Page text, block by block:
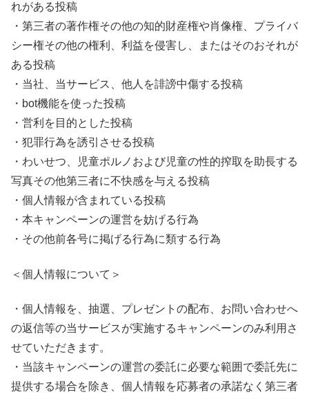
れがある投稿
・第三者の著作権その他の知的財産権や肖像権、プライバ
シー権その他の権利、利益を侵害し、またはそのおそれが
ある投稿
・当社、当サービス、他人を誹謗中傷する投稿
・bot機能を使った投稿
・営利を目的とした投稿
・犯罪行為を誘引させる投稿
・わいせつ、児童ポルノおよび児童の性的搾取を助長する
写真その他第三者に不快感を与える投稿
・個人情報が含まれている投稿
・本キャンペーンの運営を妨げる行為
・その他前各号に掲げる行為に類する行為
＜個人情報について＞
・個人情報を、抽選、プレゼントの配布、お問い合わせへ
の返信等の当サービスが実施するキャンペーンのみ利用さ
せていただきます。
・当該キャンペーンの運営の委託に必要な範囲で委託先に
提供する場合を除き、個人情報を応募者の承諾なく第三者